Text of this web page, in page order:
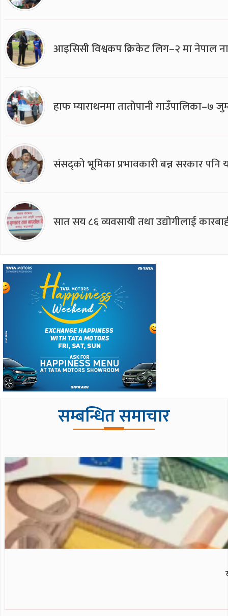
आइसिसी विश्वकप क्रिकेट लिग–२ मा नेपाल
हाफ म्याराथनमा तातोपानी गाउँपालिका–७
संसद्को भूमिका प्रभावकारी बन्न सरकार पनि
सात सय ८६ व्यवसायी तथा उद्योगीलाई
सम्बन्धित समाचार